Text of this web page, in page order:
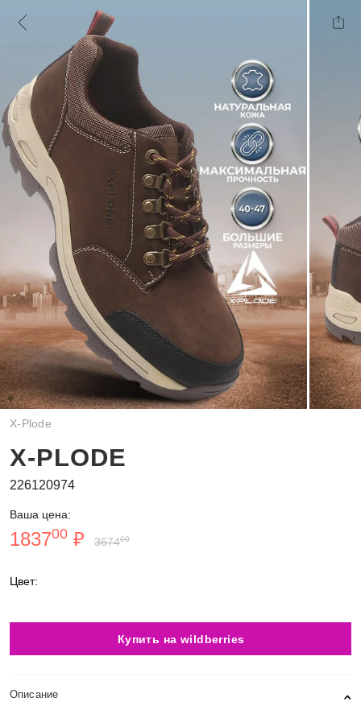
X-Plode
X-PLODE
226120974
Ваша цена:
183700 ₽ 367400
Цвет:
Купить на wildberries
Описание